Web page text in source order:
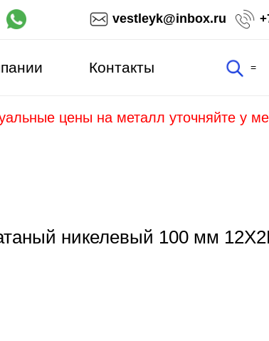
vestleyk@inbox.ru
=
Контакты
цены на металл уточняйте у
никелевый 100 мм